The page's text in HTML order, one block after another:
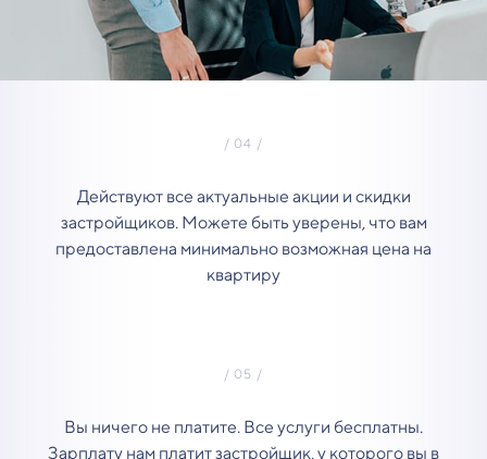
Действуют все актуальные акции и скидки
застройщиков. Можете быть уверены, что вам
предоставлена минимально возможная цена на
квартиру
Вы ничего не платите. Все услуги бесплатны.
Зарплату нам платит застройщик, у которого вы в